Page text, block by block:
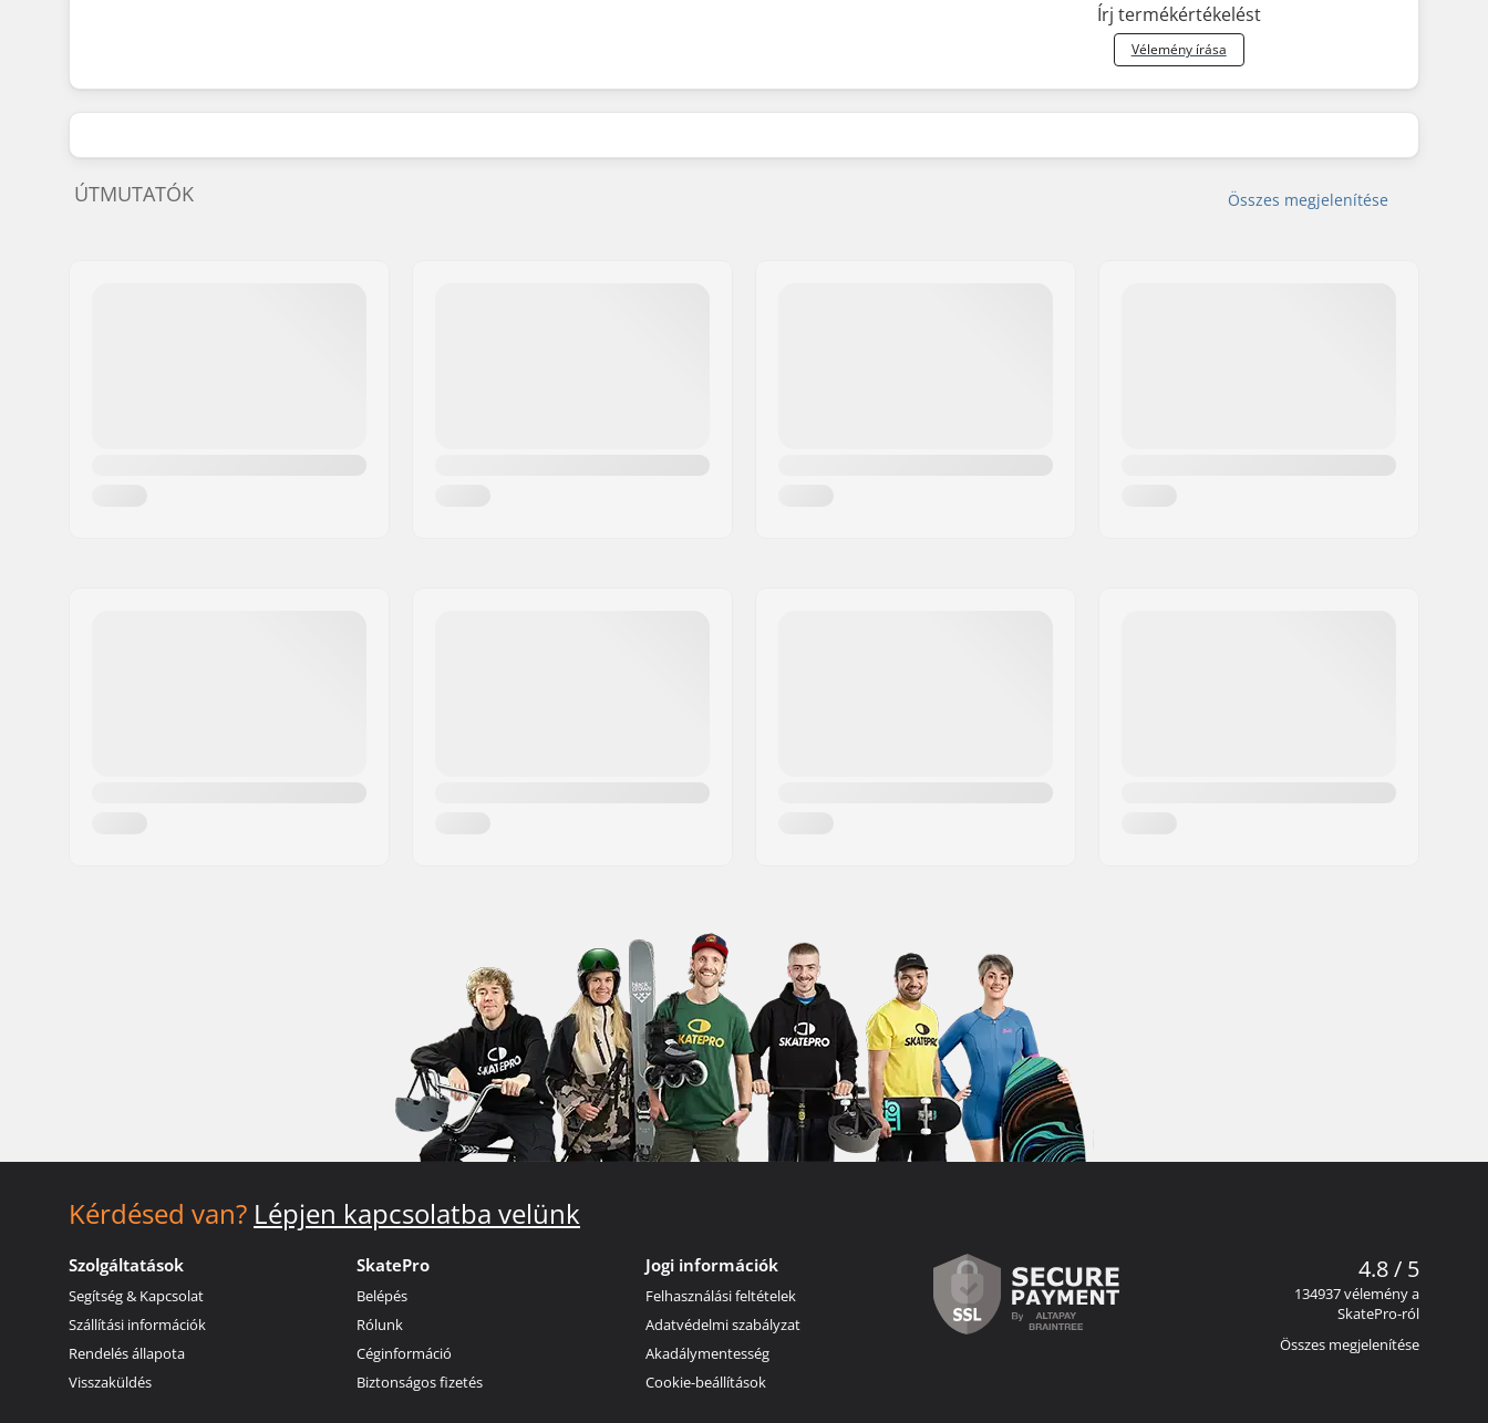
Írj termékértékelést
Vélemény írása
Összes megjelenítése
ÚTMUTATÓK
Kérdésed van? Lépjen kapcsolatba velünk
Szolgáltatások
Segítség & Kapcsolat
Szállítási információk
Rendelés állapota
Visszaküldés
SkatePro
Belépés
Rólunk
Céginformáció
Biztonságos fizetés
Jogi információk
Felhasználási feltételek
Adatvédelmi szabályzat
Akadálymentesség
Cookie-beállítások
4.8 / 5
134937 vélemény a
SkatePro-ról
Összes megjelenítése